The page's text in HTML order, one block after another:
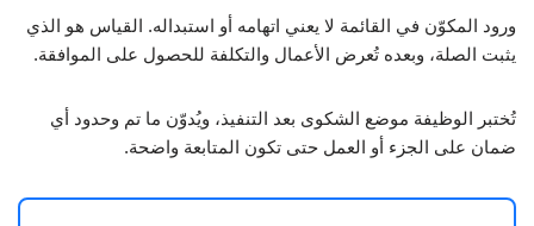
ورود المكوّن في القائمة لا يعني اتهامه أو استبداله. القياس هو الذي
يثبت الصلة، وبعده تُعرض الأعمال والتكلفة للحصول على الموافقة.
تُختبر الوظيفة موضع الشكوى بعد التنفيذ، ويُدوّن ما تم وحدود أي
ضمان على الجزء أو العمل حتى تكون المتابعة واضحة.